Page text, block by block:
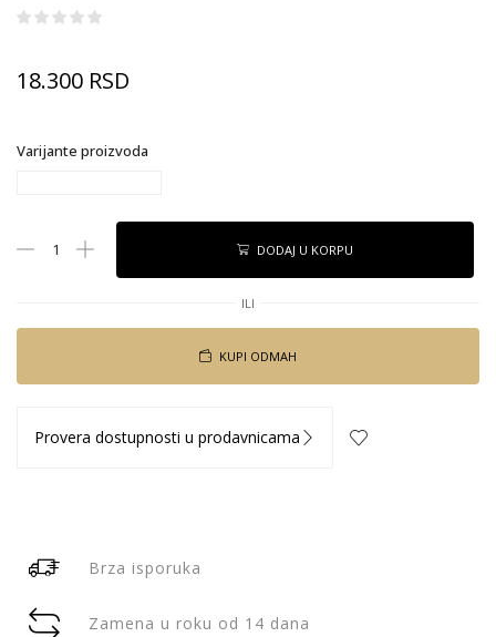
18.300 RSD
Varijante proizvoda
DODAJ U KORPU
ILI
KUPI ODMAH
Provera dostupnosti u prodavnicama
Brza isporuka
Zamena u roku od 14 dana